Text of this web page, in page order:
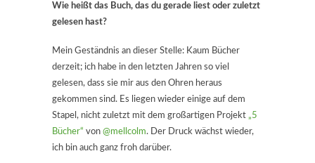
Wie heißt das Buch, das du gerade liest oder zuletzt
gelesen hast?
Mein Geständnis an dieser Stelle: Kaum Bücher
derzeit; ich habe in den letzten Jahren so viel
gelesen, dass sie mir aus den Ohren heraus
gekommen sind. Es liegen wieder einige auf dem
Stapel, nicht zuletzt mit dem großartigen Projekt „5
Bücher“ von @mellcolm. Der Druck wächst wieder,
ich bin auch ganz froh darüber.